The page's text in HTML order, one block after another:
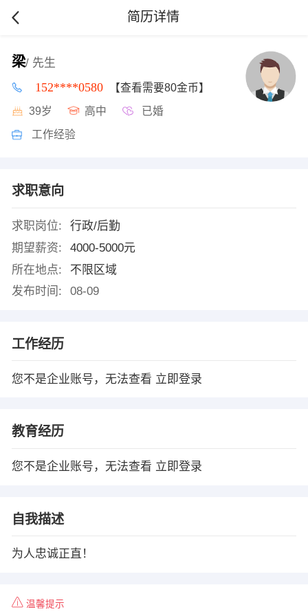
简历详情
梁/ 先生
152****0580 【查看需要80金币】
39岁 高中 已婚
工作经验
求职意向
求职岗位:
行政/后勤
期望薪资:
4000-5000元
所在地点:
不限区域
发布时间:
08-09
工作经历
您不是企业账号，无法查看 立即登录
教育经历
您不是企业账号，无法查看 立即登录
自我描述
为人忠诚正直！
温馨提示